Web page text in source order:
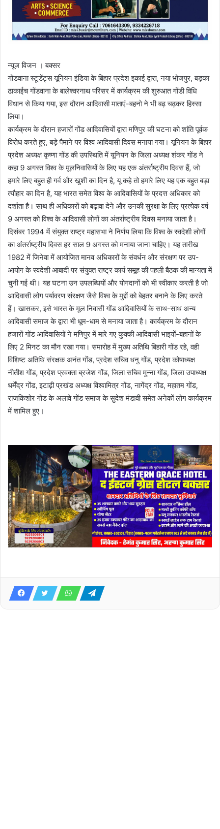
न्यूज विजन । बक्सर
गोंडवाना स्टूडेंट्स यूनियन इंडिया के बिहार प्रदेश इकाई द्वारा, नया भोजपुर, बड़का
ढाकाईच गोंडवाना के बालेश्वरनाथ परिसर में कार्यक्रम की शुरुआत गोंडी विधि
विधान से किया गया, इस दौरान आदिवासी माताएं-बहनो ने भी बढ़ चढ़कर हिस्सा
लिया।
कार्यक्रम के दौरान हजारों गोंड आदिवासियों द्वारा मणिपुर की घटना को शांति पूर्वक
विरोध करते हुए, बड़े पैमाने पर विश्व आदिवासी दिवस मनाया गया। यूनियन के बिहार
प्रदेश अध्यक्ष कृष्णा गोंड की उपस्थिति में यूनियन के जिला अध्यक्ष शंकर गोंड ने
कहा 9 अगस्त विश्व के मूलनिवासियों के लिए यह एक अंतर्राष्ट्रीय दिवस हैं, जो
हमारे लिए बहुत ही गर्व और खुशी का दिन है, यू कहे तो हमारे लिए यह एक बहुत बड़ा
त्यौहार का दिन है, यह भारत समेत विश्व के आदिवासियों के प्रदत्त अधिकार को
दर्शाता है। साथ ही अधिकारों को बढ़ावा देने और उनकी सुरक्षा के लिए प्रत्येक वर्ष
9 अगस्त को विश्व के आदिवासी लोगों का अंतर्राष्ट्रीय दिवस मनाया जाता है।
दिसंबर 1994 में संयुक्त राष्ट्र महासभा ने निर्णय लिया कि विश्व के स्वदेशी लोगों
का अंतर्राष्ट्रीय दिवस हर साल 9 अगस्त को मनाया जाना चाहिए। यह तारीख
1982 में जिनेवा में आयोजित मानव अधिकारों के संवर्धन और संरक्षण पर उप-
आयोग के स्वदेशी आबादी पर संयुक्त राष्ट्र कार्य समूह की पहली बैठक की मान्यता में
चुनी गई थी। यह घटना उन उपलब्धियों और योगदानों को भी स्वीकार करती है जो
आदिवासी लोग पर्यावरण संरक्षण जैसे विश्व के मुद्दों को बेहतर बनाने के लिए करते
हैं। खासकर, इसे भारत के मूल निवासी गोंड आदिवासियों के साथ-साथ अन्य
आदिवासी समाज के द्वारा भी धूम-धाम से मनाया जाता है। कार्यक्रम के दौरान
हजारों गोंड आदिवासियों ने मणिपुर में मारे गए कुक्की आदिवासी भाइयों-बहानों के
लिए 2 मिनट का मौन रखा गया। समारोह में मुख्य अतिथि बिहारी गोंड रहे, वही
विशिष्ट अतिथि संरक्षक अनंत गोंड, प्रदेश सचिव धनु गोंड, प्रदेश कोषाध्यक्ष
नीतीश गोंड, प्रदेश प्रवक्ता ब्रजेश गोंड, जिला सचिव मुन्ना गोंड, जिला उपाध्यक्ष
धर्मेंद्र गोंड, इटाढ़ी प्रखंड अध्यक्ष विश्वामित्र गोंड, नागेंद्र गोंड, महातम गोंड,
राजकिशोर गोंड के अलावे गोंड समाज के सुदेश मंडावी समेत अनेकों लोग कार्यक्रम
में शामिल हुए।